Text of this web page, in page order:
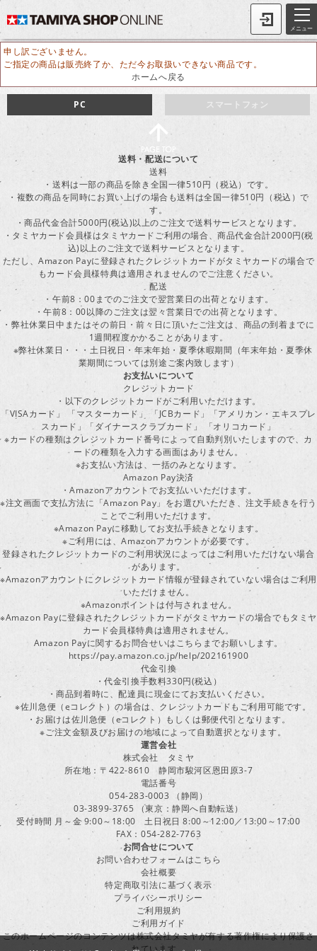
メニュー
申し訳ございません。
ご指定の商品は販売終了か、ただ今お取扱いできない商品です。
ホームへ戻る
スマートフォン
PC
送料・配送について
送料
・送料は一部の商品を除き全国一律510円（税込）です。
・複数の商品を同時にお買い上げの場合も送料は全国一律510円（税込）で
す。
・商品代金合計5000円(税込)以上のご注文で送料サービスとなります。
・タミヤカード会員様はタミヤカードご利用の場合、商品代金合計2000円(税
込)以上のご注文で送料サービスとなります。
ただし、Amazon Payに登録されたクレジットカードがタミヤカードの場合で
もカード会員様特典は適用されませんのでご注意ください。
配送
・午前8：00までのご注文で翌営業日の出荷となります。
・午前8：00以降のご注文は翌々営業日での出荷となります。
・弊社休業日中またはその前日・前々日に頂いたご注文は、商品の到着までに
1週間程度かかることがあります。
※弊社休業日・・・土日祝日・年末年始・夏季休暇期間（年末年始・夏季休
業期間については別途ご案内致します）
お支払いについて
クレジットカード
・以下のクレジットカードがご利用いただけます。
「VISAカード」 「マスターカード」 「JCBカード」「アメリカン・エキスプレ
スカード」「ダイナースクラブカード」 「オリコカード」
※カードの種類はクレジットカード番号によって自動判別いたしますので、カ
ードの種類を入力する画面はありません。
※お支払い方法は、一括のみとなります。
Amazon Pay決済
・Amazonアカウントでお支払いいただけます。
※注文画面で支払方法に「Amazon Pay」をお選びいただき、注文手続きを行う
ことでご利用いただけます。
※Amazon Payに移動してお支払手続きとなります。
※ご利用には、Amazonアカウントが必要です。
登録されたクレジットカードのご利用状況によってはご利用いただけない場合
があります。
※Amazonアカウントにクレジットカード情報が登録されていない場合はご利用
いただけません。
※Amazonポイントは付与されません。
※Amazon Payに登録されたクレジットカードがタミヤカードの場合でもタミヤ
カード会員様特典は適用されません。
Amazon Payに関するお問合せいはこちらまでお願いします。
https://pay.amazon.co.jp/help/202161900
代金引換
・代金引換手数料330円(税込）
・商品到着時に、配達員に現金にてお支払いください。
※佐川急便（eコレクト）の場合は、クレジットカードもご利用可能です。
・お届けは佐川急便（eコレクト）もしくは郵便代引となります。
※ご注文金額及びお届けの地域によって自動選択となります。
運営会社
株式会社 タミヤ
所在地：〒422-8610 静岡市駿河区恩田原3-7
電話番号
054-283-0003 （静岡）
03-3899-3765 （東京：静岡へ自動転送）
受付時間 月～金 9:00～18:00 土日祝日 8:00～12:00／13:00～17:00
FAX：054-282-7763
お問合せについて
お問い合わせフォームはこちら
会社概要
特定商取引法に基づく表示
プライバシーポリシー
ご利用規約
ご利用ガイド
このホームページのコンテンツは株式会社タミヤが有する著作権により保護さ
れています。